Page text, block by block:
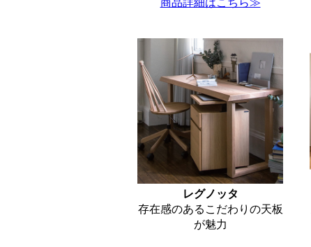
レグノッタ
存在感のあるこだわりの天板
が魅力